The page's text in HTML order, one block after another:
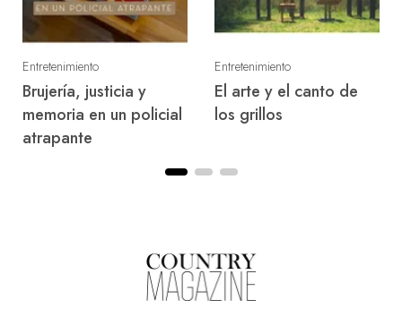
Entretenimiento
Vacaciones de invierno
en Buenos Aires: una
ciudad para volver a
Entretenimiento
Recibir es mucho más
que abrir la puerta